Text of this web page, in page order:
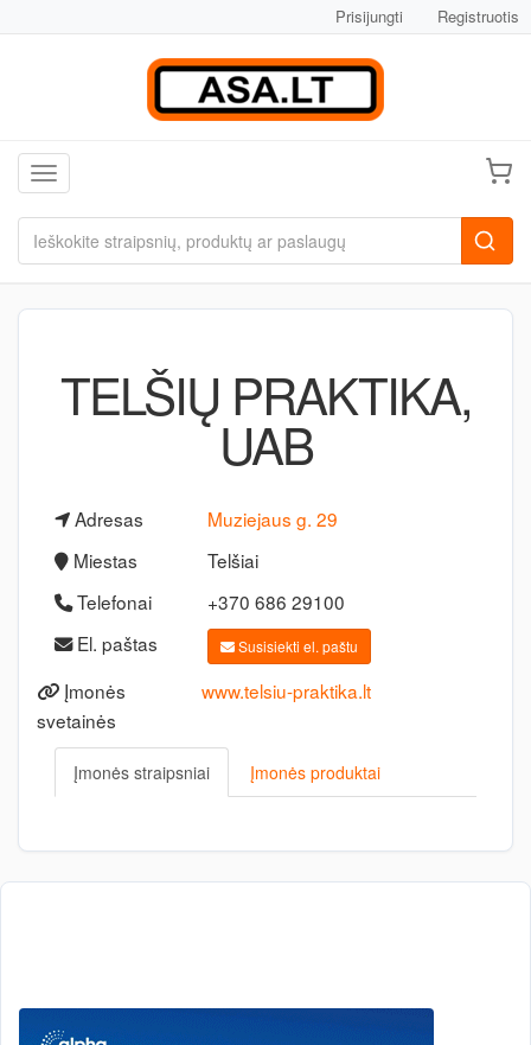
Prisijungti Registruotis
Toggle navigation
TELŠIŲ PRAKTIKA,
UAB
Adresas
Muziejaus g. 29
Miestas
Telšiai
Telefonai
+370 686 29100
El. paštas
Susisiekti el. paštu
Įmonės
svetainės
www.telsiu-praktika.lt
Įmonės straipsniai Įmonės produktai